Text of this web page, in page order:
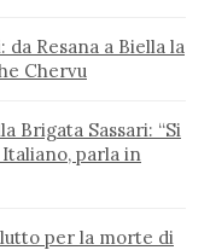
Resana a Biella la
Chervu
Brigata Sassari: “Si
Italiano, parla in
lutto per la morte di